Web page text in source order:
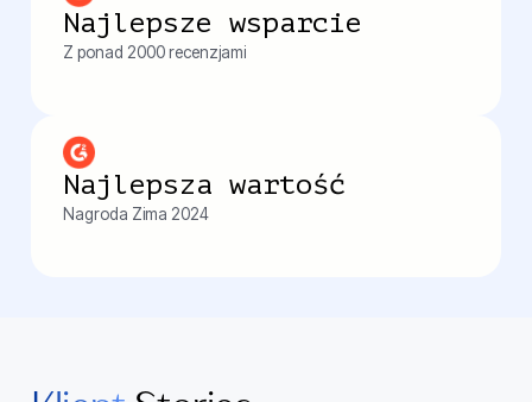
Najlepsze wsparcie
Z ponad 2000 recenzjami
Najlepsza wartość
Nagroda Zima 2024